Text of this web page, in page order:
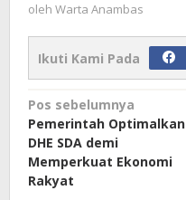
oleh Warta Anambas
Ikuti Kami Pada
Navigasi
pos
Pos sebelumnya
Pemerintah Optimalkan
DHE SDA demi
Memperkuat Ekonomi
Rakyat